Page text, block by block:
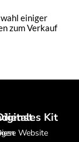
einiger
zum Verkauf
Kit
Website